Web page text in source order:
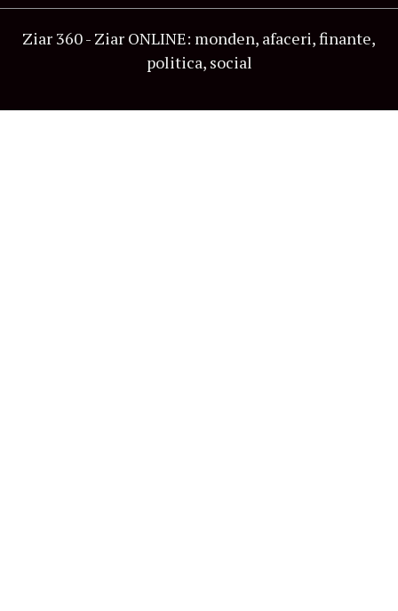
Ziar 360 - Ziar ONLINE: monden, afaceri, finante,
politica, social